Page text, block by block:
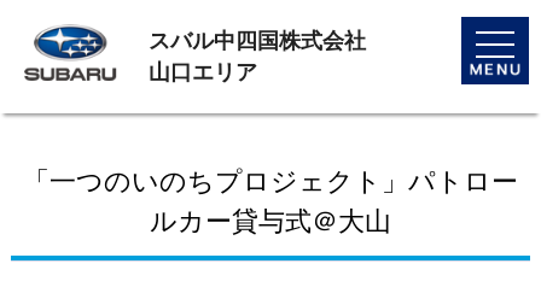
toggle
スバル中四国株式会社
山口エリア
「一つのいのちプロジェクト」パトロー
ルカー貸与式＠大山